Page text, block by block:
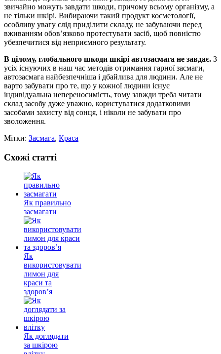
звичайно можуть завдати шкоди, причому всьому організму, а
не тільки шкірі. Вибираючи такий продукт косметології,
особливу увагу слід приділити складу, не забуваючи перед
вживанням обов’язково протестувати засіб, щоб повністю
убезпечитися від неприємного результату.
В цілому, глобального шкоди шкірі автозасмага не завдає. З
усіх існуючих в наш час методів отримання гарної засмаги,
автозасмага найбезпечніша і дбайлива для людини. Але не
варто забувати про те, що у кожної людини існує
індивідуальна непереносимість, тому завжди треба читати
склад засобу дуже уважно, користуватися додатковими
засобами захисту від сонця, і ніколи не забувати про
зволоження.
Мітки: Засмага, Краса
Схожі статті
Як правильно
засмагати
Як
використовувати
лимон для
краси та
здоров’я
Як доглядати
за шкірою